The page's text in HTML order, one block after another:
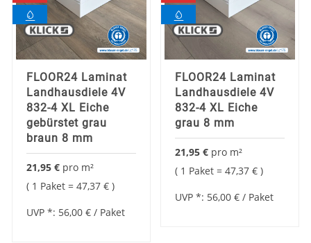
FLOOR24 Laminat
Landhausdiele 4V
832-4 XL Eiche
gebürstet grau
braun 8 mm
21,95 € pro m²
1 Paket = 47,37 €
UVP *: 56,00 € / Paket
FLOOR24 Laminat
Landhausdiele 4V
832-4 XL Eiche
grau 8 mm
21,95 € pro m²
1 Paket = 47,37 €
UVP *: 56,00 € / Paket